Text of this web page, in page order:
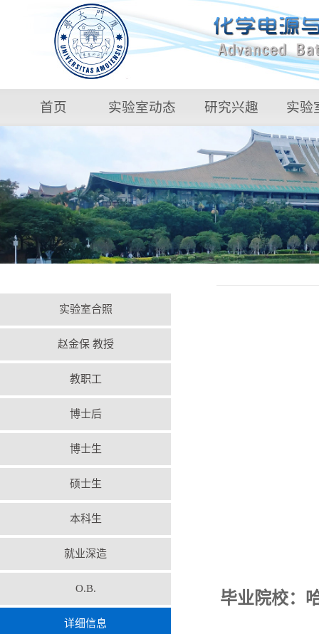
首页 实验室动态 研究兴趣 实验
实验室合照
赵金保 教授
教职工
博士后
博士生
硕士生
本科生
就业深造
O.B.
详细信息
毕业院校：